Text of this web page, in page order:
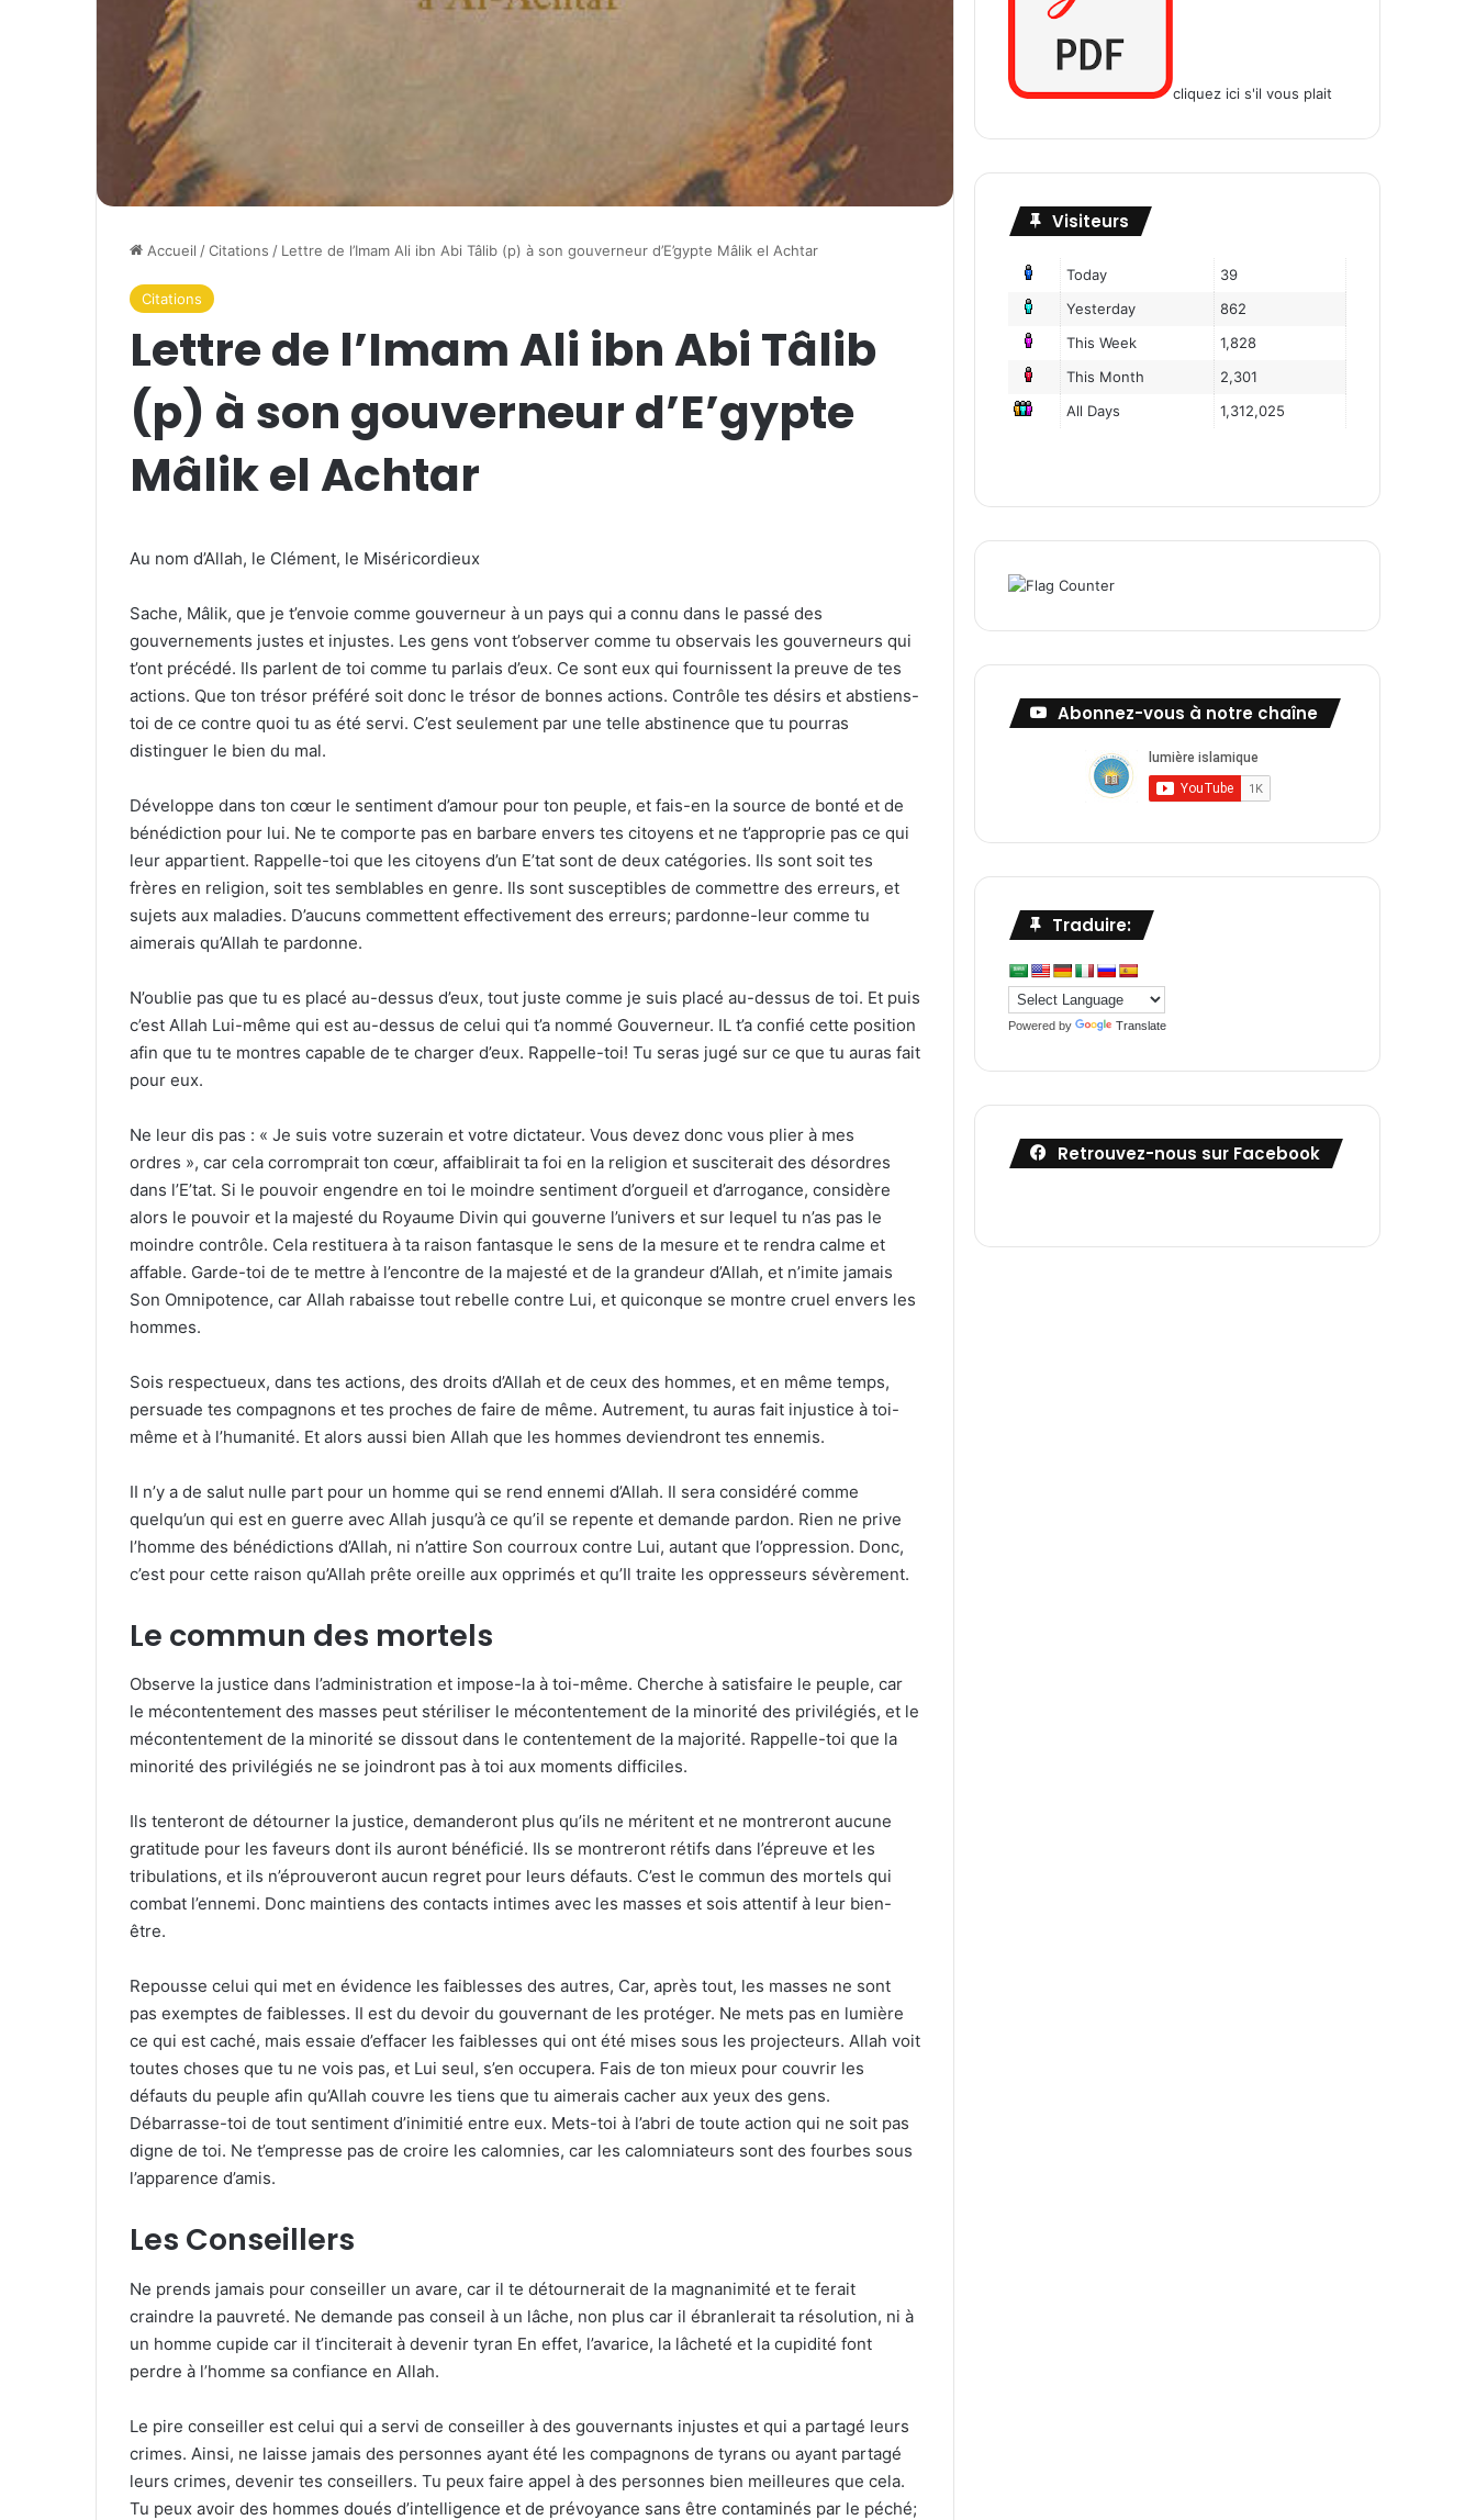
Accueil /Citations / Lettre de l’Imam Ali ibn Abi Tâlib (p) à son gouverneur d’E’gypte Mâlik el Achtar
Citations
Lettre de l’Imam Ali ibn Abi Tâlib
(p) à son gouverneur d’E’gypte
Mâlik el Achtar
Au nom d’Allah, le Clément, le Miséricordieux
Sache, Mâlik, que je t’envoie comme gouverneur à un pays qui a connu dans le passé des
gouvernements justes et injustes. Les gens vont t’observer comme tu observais les gouverneurs qui
t’ont précédé. Ils parlent de toi comme tu parlais d’eux. Ce sont eux qui fournissent la preuve de tes
actions. Que ton trésor préféré soit donc le trésor de bonnes actions. Contrôle tes désirs et abstiens-
toi de ce contre quoi tu as été servi. C’est seulement par une telle abstinence que tu pourras
distinguer le bien du mal.
Développe dans ton cœur le sentiment d’amour pour ton peuple, et fais-en la source de bonté et de
bénédiction pour lui. Ne te comporte pas en barbare envers tes citoyens et ne t’approprie pas ce qui
leur appartient. Rappelle-toi que les citoyens d’un E’tat sont de deux catégories. Ils sont soit tes
frères en religion, soit tes semblables en genre. Ils sont susceptibles de commettre des erreurs, et
sujets aux maladies. D’aucuns commettent effectivement des erreurs; pardonne-leur comme tu
aimerais qu’Allah te pardonne.
N’oublie pas que tu es placé au-dessus d’eux, tout juste comme je suis placé au-dessus de toi. Et puis
c’est Allah Lui-même qui est au-dessus de celui qui t’a nommé Gouverneur. IL t’a confié cette position
afin que tu te montres capable de te charger d’eux. Rappelle-toi! Tu seras jugé sur ce que tu auras fait
pour eux.
Ne leur dis pas : « Je suis votre suzerain et votre dictateur. Vous devez donc vous plier à mes
ordres », car cela corromprait ton cœur, affaiblirait ta foi en la religion et susciterait des désordres
dans l’E’tat. Si le pouvoir engendre en toi le moindre sentiment d’orgueil et d’arrogance, considère
alors le pouvoir et la majesté du Royaume Divin qui gouverne l’univers et sur lequel tu n’as pas le
moindre contrôle. Cela restituera à ta raison fantasque le sens de la mesure et te rendra calme et
affable. Garde-toi de te mettre à l’encontre de la majesté et de la grandeur d’Allah, et n’imite jamais
Son Omnipotence, car Allah rabaisse tout rebelle contre Lui, et quiconque se montre cruel envers les
hommes.
Sois respectueux, dans tes actions, des droits d’Allah et de ceux des hommes, et en même temps,
persuade tes compagnons et tes proches de faire de même. Autrement, tu auras fait injustice à toi-
même et à l’humanité. Et alors aussi bien Allah que les hommes deviendront tes ennemis.
II n’y a de salut nulle part pour un homme qui se rend ennemi d’Allah. Il sera considéré comme
quelqu’un qui est en guerre avec Allah jusqu’à ce qu’il se repente et demande pardon. Rien ne prive
l’homme des bénédictions d’Allah, ni n’attire Son courroux contre Lui, autant que l’oppression. Donc,
c’est pour cette raison qu’Allah prête oreille aux opprimés et qu’Il traite les oppresseurs sévèrement.
Le commun des mortels
Observe la justice dans l’administration et impose-la à toi-même. Cherche à satisfaire le peuple, car
le mécontentement des masses peut stériliser le mécontentement de la minorité des privilégiés, et le
mécontentement de la minorité se dissout dans le contentement de la majorité. Rappelle-toi que la
minorité des privilégiés ne se joindront pas à toi aux moments difficiles.
Ils tenteront de détourner la justice, demanderont plus qu’ils ne méritent et ne montreront aucune
gratitude pour les faveurs dont ils auront bénéficié. Ils se montreront rétifs dans l’épreuve et les
tribulations, et ils n’éprouveront aucun regret pour leurs défauts. C’est le commun des mortels qui
combat l’ennemi. Donc maintiens des contacts intimes avec les masses et sois attentif à leur bien-
être.
Repousse celui qui met en évidence les faiblesses des autres, Car, après tout, les masses ne sont
pas exemptes de faiblesses. II est du devoir du gouvernant de les protéger. Ne mets pas en lumière
ce qui est caché, mais essaie d’effacer les faiblesses qui ont été mises sous les projecteurs. Allah voit
toutes choses que tu ne vois pas, et Lui seul, s’en occupera. Fais de ton mieux pour couvrir les
défauts du peuple afin qu’Allah couvre les tiens que tu aimerais cacher aux yeux des gens.
Débarrasse-toi de tout sentiment d’inimitié entre eux. Mets-toi à l’abri de toute action qui ne soit pas
digne de toi. Ne t’empresse pas de croire les calomnies, car les calomniateurs sont des fourbes sous
l’apparence d’amis.
Les Conseillers
Ne prends jamais pour conseiller un avare, car il te détournerait de la magnanimité et te ferait
craindre la pauvreté. Ne demande pas conseil à un lâche, non plus car il ébranlerait ta résolution, ni à
un homme cupide car il t’inciterait à devenir tyran En effet, l’avarice, la lâcheté et la cupidité font
perdre à l’homme sa confiance en Allah.
Le pire conseiller est celui qui a servi de conseiller à des gouvernants injustes et qui a partagé leurs
crimes. Ainsi, ne laisse jamais des personnes ayant été les compagnons de tyrans ou ayant partagé
leurs crimes, devenir tes conseillers. Tu peux faire appel à des personnes bien meilleures que cela.
Tu peux avoir des hommes doués d’intelligence et de prévoyance sans être contaminés par le péché;
cliquez ici s'il vous plait
Visiteurs
Today
39
Yesterday
862
This Week
1,828
This Month
2,301
All Days
1,312,025
Abonnez-vous à notre chaîne
Traduire:
Powered by Translate
Retrouvez-nous sur Facebook